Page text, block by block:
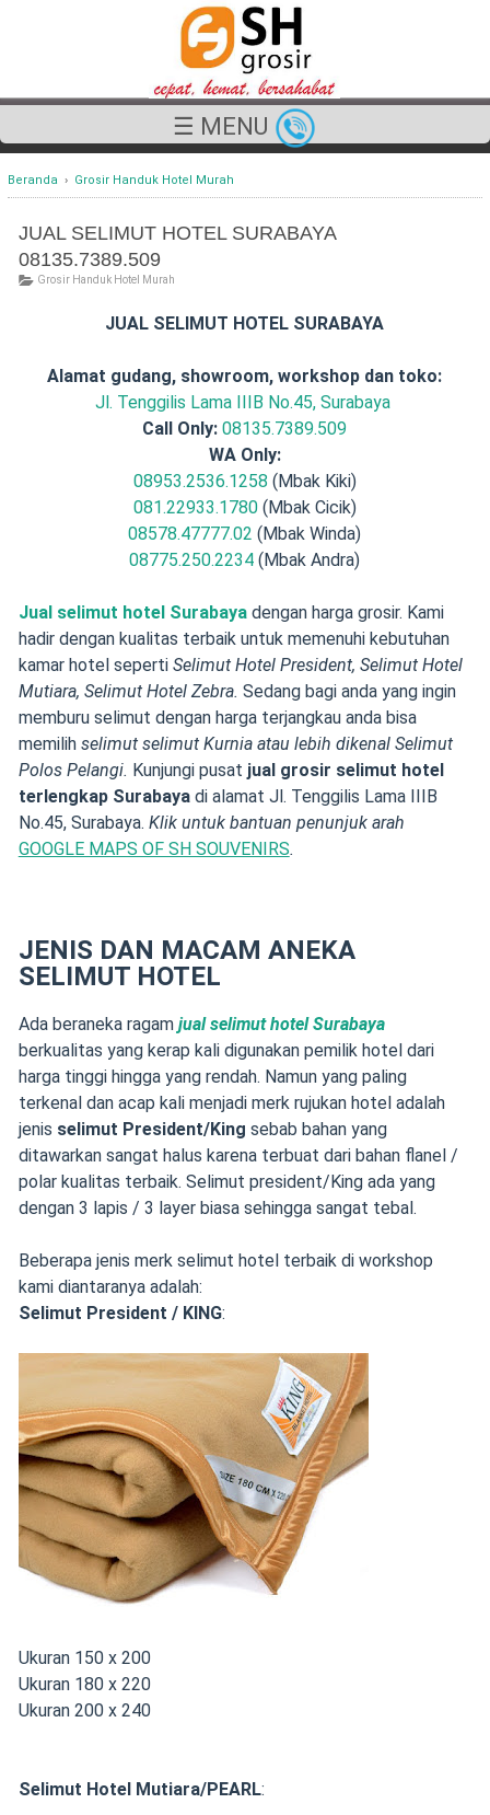
☰ MENU
Beranda › Grosir Handuk Hotel Murah
JUAL SELIMUT HOTEL SURABAYA
08135.7389.509
Grosir Handuk Hotel Murah
JUAL SELIMUT HOTEL SURABAYA
Alamat gudang, showroom, workshop dan toko:
Jl. Tenggilis Lama IIIB No.45, Surabaya
Call Only: 08135.7389.509
WA Only:
08953.2536.1258 (Mbak Kiki)
081.22933.1780(Mbak Cicik)
08578.47777.02 (Mbak Winda)
08775.250.2234 (Mbak Andra)
Jual selimut hotel Surabayadengan harga grosir. Kami
hadir dengan kualitas terbaik untuk memenuhi kebutuhan
kamar hotel seperti Selimut Hotel President, Selimut Hotel
Mutiara, Selimut Hotel Zebra. Sedang bagi anda yang ingin
memburu selimut dengan harga terjangkau anda bisa
memilihselimut selimut Kurnia atau lebih dikenal Selimut
Polos Pelangi. Kunjungi pusat jual grosir selimut hotel
terlengkapSurabayadi alamat Jl. Tenggilis Lama IIIB
No.45, Surabaya. Klik untuk bantuan penunjuk arah
GOOGLE MAPS OF SH SOUVENIRS.
JENIS DAN MACAM ANEKA
SELIMUT HOTEL
Ada beraneka ragam jual selimut hotel Surabaya
berkualitas yang kerap kali digunakan pemilik hotel dari
harga tinggi hingga yang rendah. Namun yang paling
terkenal dan acap kali menjadi merk rujukan hotel adalah
jenis selimut President/King sebab bahan yang
ditawarkan sangat halus karena terbuat dari bahan flanel /
polar kualitas terbaik. Selimut president/King ada yang
dengan 3 lapis / 3 layer biasa sehingga sangat tebal.
Beberapa jenis merk selimut hotel terbaik di workshop
kami diantaranya adalah:
Selimut President / KING:
Ukuran 150 x 200
Ukuran 180 x 220
Ukuran 200 x 240
Selimut Hotel Mutiara/PEARL: